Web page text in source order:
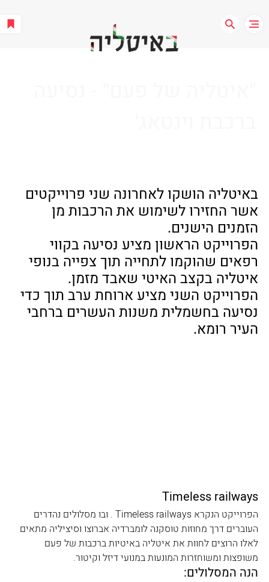
באיטליה הושקו לאחרונה שני פרוייקטים
אשר החזירו לשימוש את הרכבות מן
הזמנים הישנים.
הפרוייקט הראשון מציע נסיעה בקווי
רפאים שהוקמו לתחייה תוך צפייה בנופי
איטליה בקצב האיטי שאבד מזמן.
הפרוייקט השני מציע ארוחת ערב תוך כדי
נסיעה בחשמלית משנות העשרים ברחבי
העיר רומא.
Timeless railways
הפרוייקט הנקרא Timeless railways . ובו מסלולים נהדרים
העוברים דרך מחוזות טוסקנה לומברדיה אברוצו וסיציליה מתאים
לאלו הרוצים לחוות את איטליה באיטיות ברכבות של פעם
משופצות ומשוחזרות המונעות במנועי דיזל וקיטור.
הנה המסלולים: